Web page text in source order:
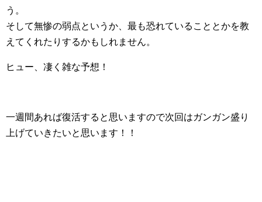
う。
そして無惨の弱点というか、最も恐れていることとかを教
えてくれたりするかもしれません。
ヒュー、凄く雑な予想！
一週間あれば復活すると思いますので次回はガンガン盛り
上げていきたいと思います！！